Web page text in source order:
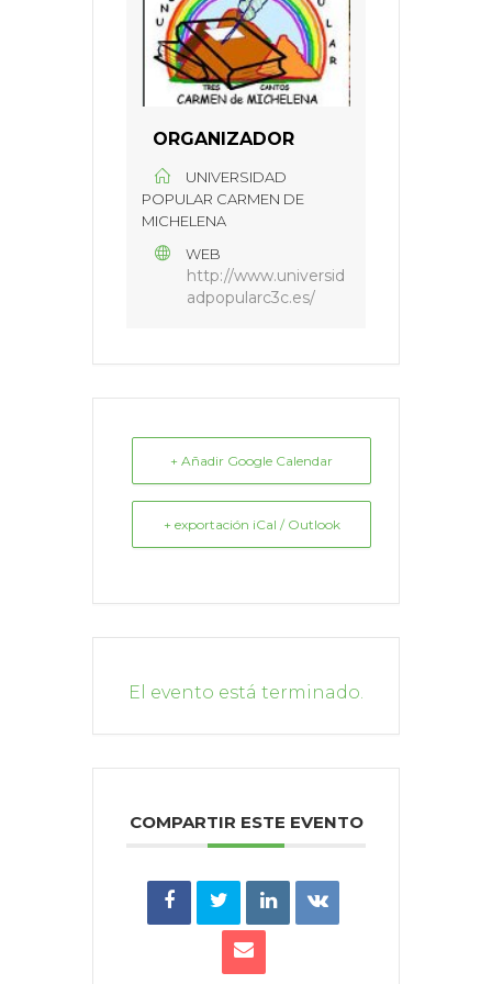
ORGANIZADOR
UNIVERSIDAD
POPULAR CARMEN DE
MICHELENA
WEB
http://www.universid
adpopularc3c.es/
+ Añadir Google Calendar
+ exportación iCal / Outlook
El evento está terminado.
COMPARTIR ESTE EVENTO